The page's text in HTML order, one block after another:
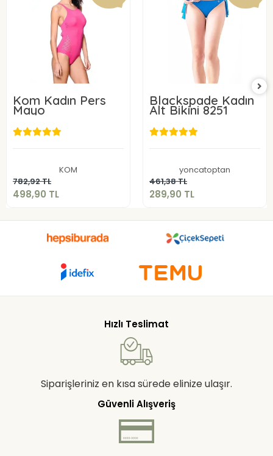
Kom Kadın Pers
Mayo
KOM
782,92 TL
498,90 TL
Sepete Ekle
Blackspade Kadın
Alt Bikini 8251
yoncatoptan
461,38 TL
289,90 TL
Sepete Ekle
Hızlı Teslimat
Siparişleriniz en kısa sürede elinize ulaşır.
Güvenli Alışveriş